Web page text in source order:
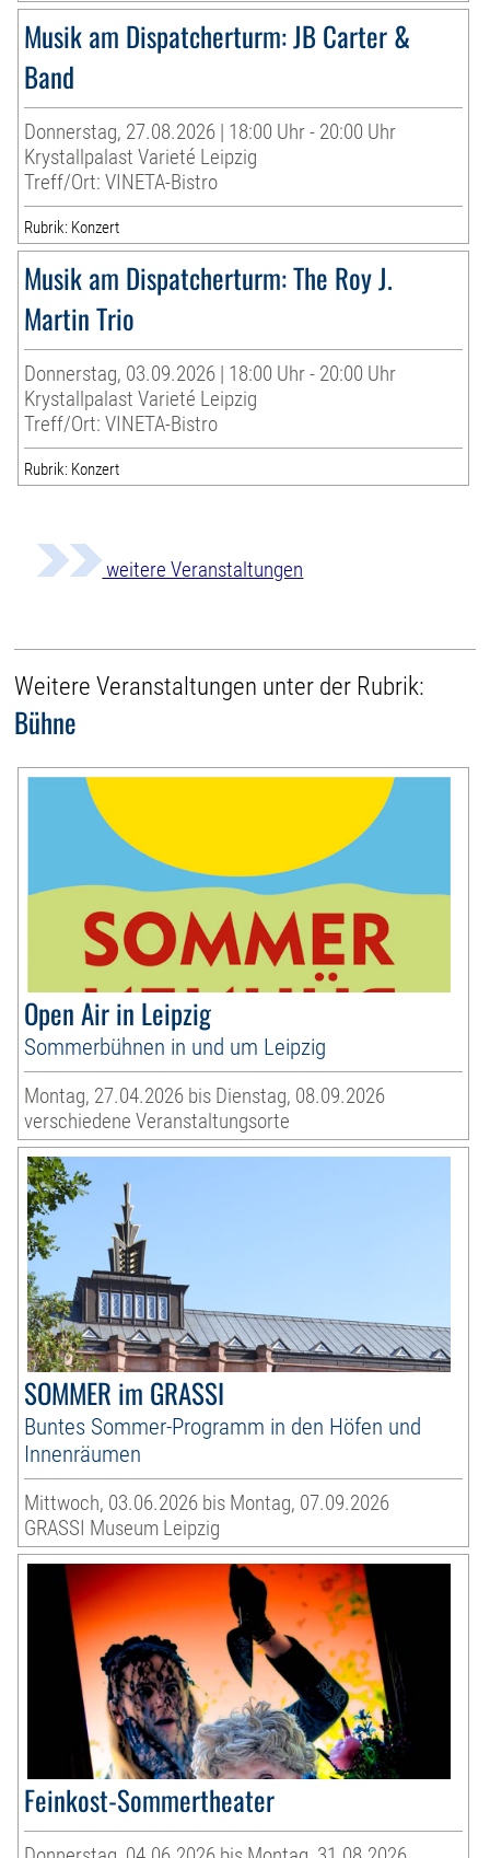
Musik am Dispatcherturm: JB Carter &
Band
Donnerstag, 27.08.2026 | 18:00 Uhr - 20:00 Uhr
Krystallpalast Varieté Leipzig
Treff/Ort: VINETA-Bistro
Rubrik: Konzert
Musik am Dispatcherturm: The Roy J.
Martin Trio
Donnerstag, 03.09.2026 | 18:00 Uhr - 20:00 Uhr
Krystallpalast Varieté Leipzig
Treff/Ort: VINETA-Bistro
Rubrik: Konzert
weitere Veranstaltungen
Weitere Veranstaltungen unter der Rubrik:
Bühne
Open Air in Leipzig
Sommerbühnen in und um Leipzig
Montag, 27.04.2026 bis Dienstag, 08.09.2026
verschiedene Veranstaltungsorte
SOMMER im GRASSI
Buntes Sommer-Programm in den Höfen und
Innenräumen
Mittwoch, 03.06.2026 bis Montag, 07.09.2026
GRASSI Museum Leipzig
Feinkost-Sommertheater